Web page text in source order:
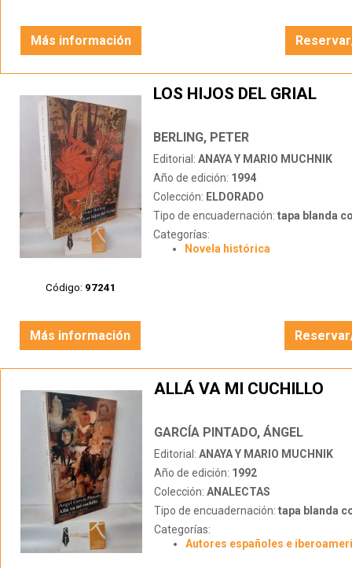
Más información
Código: 97241
LOS HIJOS DEL GRIAL
BERLING, PETER
Editorial: ANAYA Y MARIO MUCHNIK
Año de edición: 1994
Colección: ELDORADO
Tipo de encuadernación: tapa blanda
Categorías:
Novela histórica
Más información
ALLÁ VA MI CUCHILLO
GARCÍA PINTADO, ÁNGEL
Editorial: ANAYA Y MARIO MUCHNIK
Año de edición: 1992
Colección: ANALECTAS
Tipo de encuadernación: tapa blanda
Categorías:
Autores españoles e